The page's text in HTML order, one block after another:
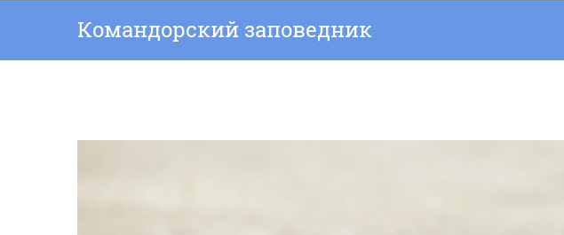
Командорский заповедник